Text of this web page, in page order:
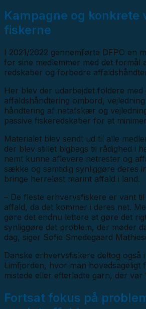
Kampagne og
fiskerne
I 2021/2022 gennemførte DFPO en
for sine medlemmer med det formål
redskaber og forbedre
Her blev der udarbejdet foldere med
affaldshåndtering ombord,
håndtering af netafskær og
passive fiskeredskaber for at
Materialet blev sendt ud til alle
der blev stillet bigbags til rådighed i
nemt kunne aflevere netrester og
sække og samtidig synliggøre deres
bringe herreløst marint affald i land.
– De fleste erhvervsfiskere er vant
affald, da det kommer i deres net.
gøre det endnu lettere at gøre det
synliggøre det problem, der møder
dag, siger Sofie Smedegaard
Danske erhvervsfiskere deltog også
Limfjorden, hvor man hovedsageligt
mistede eller efterladte garn, der
Fortsat fokus på